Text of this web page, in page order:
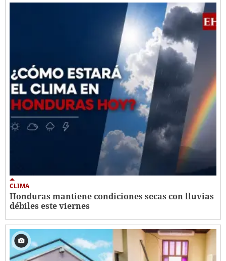
CLIMA
Honduras mantiene condiciones secas con lluvias
débiles este viernes